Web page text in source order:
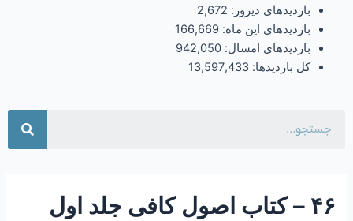
بازدیدهای دیروز: 2,672
بازدیدهای این ماه: 166,669
بازدیدهای امسال: 942,050
کل بازدیدها: 13,597,433
۴۶ – کتاب اصول کافی جلد اول